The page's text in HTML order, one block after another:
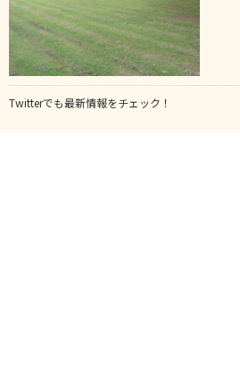
Twitterでも最新情報をチェック！